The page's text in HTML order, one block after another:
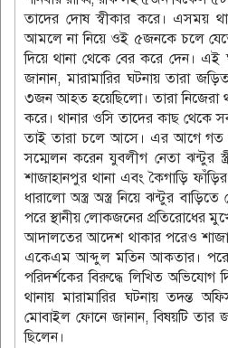
তাদের দোষ স্বীকার করে। এসময়
আমলে না নিয়ে ওই ৫জনকে চলে
দিয়ে থানা থেকে বের করে দেন।
জানান, মারামারির ঘটনায় তারা
৩জন আহত হয়েছিলো। তারা নিজেরা
করে। থানার ওসি তাদের কাছ থেকে
তাই তারা চলে আসে। এর আগে গত
সম্মেলন করেন যুবলীগ নেতা ঝন্টুর
শাজাহানপুর থানা এবং কৈগাড়ি
ধারালো অস্ত্র অস্ত্র নিয়ে ঝন্টুর
পরে স্থানীয় লোকজনের প্রতিরোধের
আদালতের আদেশ থাকার পরেও
একেএম আব্দুল মতিন আকতার। পরে
পরিদর্শকের বিরুদ্ধে লিখিত অভিযোগ
থানায় মারামারির ঘটনায় তদন্ত
মোবাইল ফোনে জানান, বিষয়টি তার
ছিলেন।